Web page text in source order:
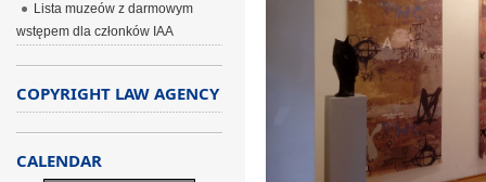
Lista muzeów z darmowym
wstępem dla członków IAA
COPYRIGHT LAW AGENCY
CALENDAR